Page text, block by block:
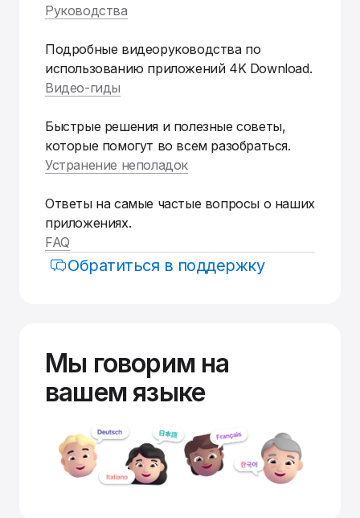
Руководства
Подробные видеоруководства по
использованию приложений 4K Download.
Видео-гиды
Быстрые решения и полезные советы,
которые помогут во всем разобраться.
Устранение неполадок
Ответы на самые частые вопросы о наших
приложениях.
FAQ
Обратиться в поддержку
Мы говорим на
вашем языке